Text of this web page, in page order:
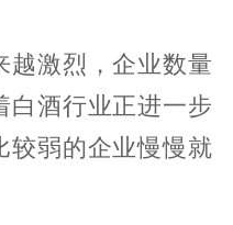
越激烈，企业数量
白酒行业正进一步
较弱的企业慢慢就